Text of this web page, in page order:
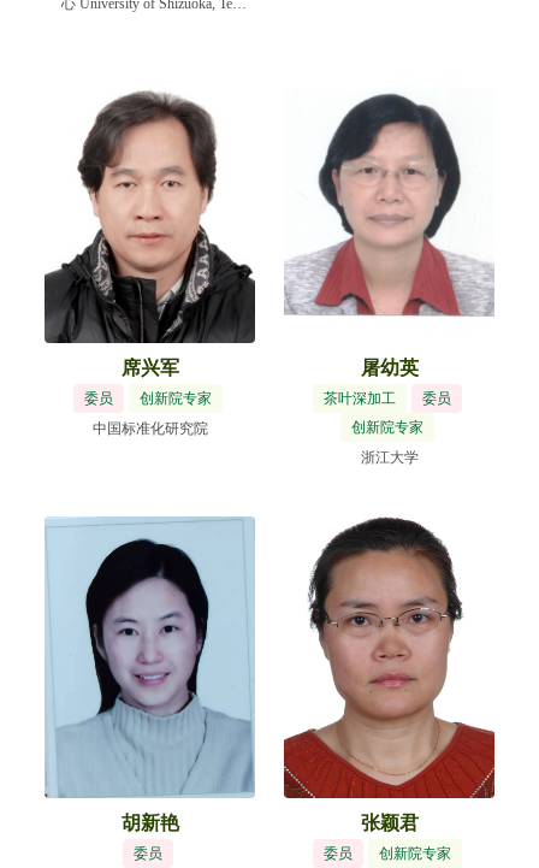
心 University of Shizuoka, Tea
席兴军
委员
创新院专家
中国标准化研究院
屠幼英
茶叶深加工
委员
创新院专家
浙江大学
胡新艳
委员
张颖君
委员 创新院专家